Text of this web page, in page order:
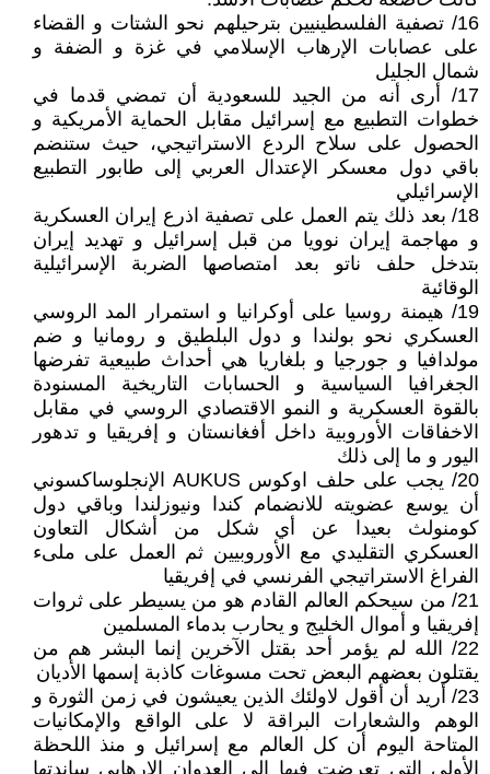
16/ تصفية الفلسطينيين بترحيلهم نحو الشتات و القضاء
على عصابات الإرهاب الإسلامي في غزة و الضفة و
شمال الجليل
17/ أرى أنه من الجيد للسعودية أن تمضي قدما في
خطوات التطبيع مع إسرائيل مقابل الحماية الأمريكية و
الحصول على سلاح الردع الاستراتيجي، حيث ستنضم
باقي دول معسكر الإعتدال العربي إلى طابور التطبيع
الإسرائيلي
18/ بعد ذلك يتم العمل على تصفية اذرع إيران العسكرية
و مهاجمة إيران نوويا من قبل إسرائيل و تهديد إيران
بتدخل حلف ناتو بعد امتصاصها الضربة الإسرائيلية
الوقائية
19/ هيمنة روسيا على أوكرانيا و استمرار المد الروسي
العسكري نحو بولندا و دول البلطيق و رومانيا و ضم
مولدافيا و جورجيا و بلغاريا هي أحداث طبيعية تفرضها
الجغرافيا السياسية و الحسابات التاريخية المسنودة
بالقوة العسكرية و النمو الاقتصادي الروسي في مقابل
الاخفاقات الأوروبية داخل أفغانستان و إفريقيا و تدهور
اليور و ما إلى ذلك
20/ يجب على حلف اوكوس AUKUS الإنجلوساكسوني
أن يوسع عضويته للانضمام كندا ونيوزلندا وباقي دول
كومنولث بعيدا عن أي شكل من أشكال التعاون
العسكري التقليدي مع الأوروبيين ثم العمل على ملىء
الفراغ الاستراتيجي الفرنسي في إفريقيا
21/ من سيحكم العالم القادم هو من يسيطر على ثروات
إفريقيا و أموال الخليج و يحارب بدماء المسلمين
22/ الله لم يؤمر أحد بقتل الآخرين إنما البشر هم من
يقتلون بعضهم البعض تحت مسوغات كاذبة إسمها الأديان
23/ أريد أن أقول لاولئك الذين يعيشون في زمن الثورة و
الوهم والشعارات البراقة لا على الواقع والإمكانيات
المتاحة اليوم أن كل العالم مع إسرائيل و منذ اللحظة
الأولى التي تعرضت فيها الى العدوان الارهابي ساندتها